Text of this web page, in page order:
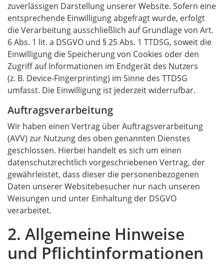
zuverlässigen Darstellung unserer Website. Sofern eine
entsprechende Einwilligung abgefragt wurde, erfolgt
die Verarbeitung ausschließlich auf Grundlage von Art.
6 Abs. 1 lit. a DSGVO und § 25 Abs. 1 TTDSG, soweit die
Einwilligung die Speicherung von Cookies oder den
Zugriff auf Informationen im Endgerät des Nutzers
(z. B. Device-Fingerprinting) im Sinne des TTDSG
umfasst. Die Einwilligung ist jederzeit widerrufbar.
Auftragsverarbeitung
Wir haben einen Vertrag über Auftragsverarbeitung
(AVV) zur Nutzung des oben genannten Dienstes
geschlossen. Hierbei handelt es sich um einen
datenschutzrechtlich vorgeschriebenen Vertrag, der
gewährleistet, dass dieser die personenbezogenen
Daten unserer Websitebesucher nur nach unseren
Weisungen und unter Einhaltung der DSGVO
verarbeitet.
2. Allgemeine Hinweise
und Pflichtinformationen